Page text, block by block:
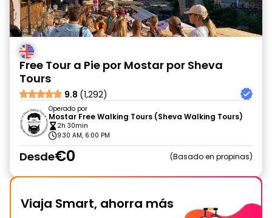
Free Tour a Pie por Mostar por Sheva
Tours
9.8 (1,292)
Operado por
Mostar Free Walking Tours (Sheva Walking Tours)
2h 30min
9:30 AM, 6:00 PM
Desde€0 Basado en propinas
Viaja Smart, ahorra más